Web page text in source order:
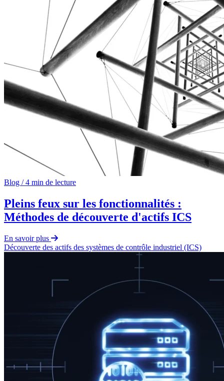
Blog /4 min de lecture
Pleins feux sur les fonctionnalités :
Méthodes de découverte d'actifs ICS
En savoir plus
Découverte des actifs des systèmes de contrôle industriel (ICS)